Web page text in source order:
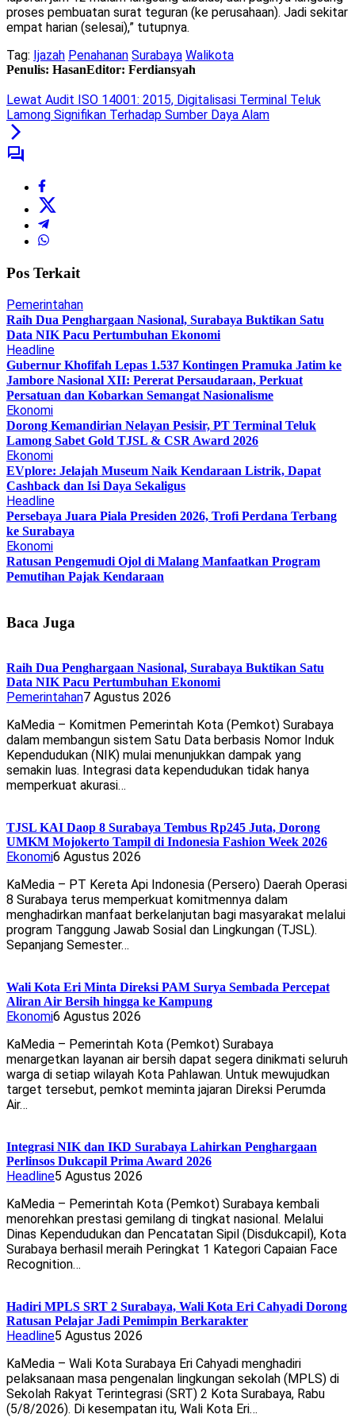
proses pembuatan surat teguran (ke perusahaan). Jadi sekitar
empat harian (selesai),” tutupnya.
Tag: Ijazah Penahanan Surabaya Walikota
Penulis: HasanEditor: Ferdiansyah
Lewat Audit ISO 14001: 2015, Digitalisasi Terminal Teluk
Lamong Signifikan Terhadap Sumber Daya Alam
Pos Terkait
Pemerintahan
Raih Dua Penghargaan Nasional, Surabaya Buktikan Satu
Data NIK Pacu Pertumbuhan Ekonomi
Headline
Gubernur Khofifah Lepas 1.537 Kontingen Pramuka Jatim ke
Jambore Nasional XII: Pererat Persaudaraan, Perkuat
Persatuan dan Kobarkan Semangat Nasionalisme
Ekonomi
Dorong Kemandirian Nelayan Pesisir, PT Terminal Teluk
Lamong Sabet Gold TJSL & CSR Award 2026
Ekonomi
EVplore: Jelajah Museum Naik Kendaraan Listrik, Dapat
Cashback dan Isi Daya Sekaligus
Headline
Persebaya Juara Piala Presiden 2026, Trofi Perdana Terbang
ke Surabaya
Ekonomi
Ratusan Pengemudi Ojol di Malang Manfaatkan Program
Pemutihan Pajak Kendaraan
Baca Juga
Raih Dua Penghargaan Nasional, Surabaya Buktikan Satu
Data NIK Pacu Pertumbuhan Ekonomi
Pemerintahan7 Agustus 2026
KaMedia – Komitmen Pemerintah Kota (Pemkot) Surabaya
dalam membangun sistem Satu Data berbasis Nomor Induk
Kependudukan (NIK) mulai menunjukkan dampak yang
semakin luas. Integrasi data kependudukan tidak hanya
memperkuat akurasi…
TJSL KAI Daop 8 Surabaya Tembus Rp245 Juta, Dorong
UMKM Mojokerto Tampil di Indonesia Fashion Week 2026
Ekonomi6 Agustus 2026
KaMedia – PT Kereta Api Indonesia (Persero) Daerah Operasi
8 Surabaya terus memperkuat komitmennya dalam
menghadirkan manfaat berkelanjutan bagi masyarakat melalui
program Tanggung Jawab Sosial dan Lingkungan (TJSL).
Sepanjang Semester…
Wali Kota Eri Minta Direksi PAM Surya Sembada Percepat
Aliran Air Bersih hingga ke Kampung
Ekonomi6 Agustus 2026
KaMedia – Pemerintah Kota (Pemkot) Surabaya
menargetkan layanan air bersih dapat segera dinikmati seluruh
warga di setiap wilayah Kota Pahlawan. Untuk mewujudkan
target tersebut, pemkot meminta jajaran Direksi Perumda
Air…
Integrasi NIK dan IKD Surabaya Lahirkan Penghargaan
Perlinsos Dukcapil Prima Award 2026
Headline5 Agustus 2026
KaMedia – Pemerintah Kota (Pemkot) Surabaya kembali
menorehkan prestasi gemilang di tingkat nasional. Melalui
Dinas Kependudukan dan Pencatatan Sipil (Disdukcapil), Kota
Surabaya berhasil meraih Peringkat 1 Kategori Capaian Face
Recognition…
Hadiri MPLS SRT 2 Surabaya, Wali Kota Eri Cahyadi Dorong
Ratusan Pelajar Jadi Pemimpin Berkarakter
Headline5 Agustus 2026
KaMedia – Wali Kota Surabaya Eri Cahyadi menghadiri
pelaksanaan masa pengenalan lingkungan sekolah (MPLS) di
Sekolah Rakyat Terintegrasi (SRT) 2 Kota Surabaya, Rabu
(5/8/2026). Di kesempatan itu, Wali Kota Eri…